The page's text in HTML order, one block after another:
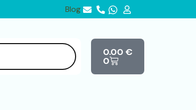
Blog
0.00 €
0
Cart